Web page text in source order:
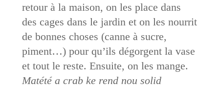
retour à la maison, on les place dans
des cages dans le jardin et on les nourrit
de bonnes choses (canne à sucre,
piment…) pour qu’ils dégorgent la vase
et tout le reste. Ensuite, on les mange.
Matété a crab ke rend nou solid